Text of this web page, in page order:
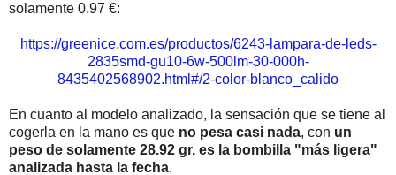
solamente 0.97 €:
https://greenice.com.es/productos/6243-lampara-de-leds-
2835smd-gu10-6w-500lm-30-000h-
8435402568902.html#/2-color-blanco_calido
En cuanto al modelo analizado, la sensación que se tiene al
cogerla en la mano es que no pesa casi nada, con un
peso de solamente 28.92 gr. es la bombilla "más ligera"
analizada hasta la fecha.